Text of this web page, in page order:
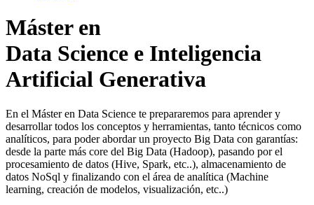
Máster en
Data Science e Inteligencia
Artificial Generativa
En el Máster en Data Science te prepararemos para aprender y
desarrollar todos los conceptos y herramientas, tanto técnicos como
analíticos, para poder abordar un proyecto Big Data con garantías:
desde la parte más core del Big Data (Hadoop), pasando por el
procesamiento de datos (Hive, Spark, etc..), almacenamiento de
datos NoSql y finalizando con el área de analítica (Machine
learning, creación de modelos, visualización, etc..)